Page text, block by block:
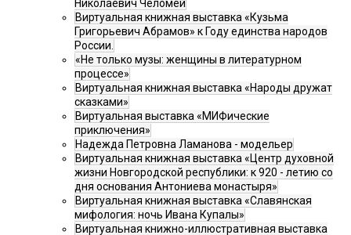
Николаевич Челомей
Виртуальная книжная выставка «Кузьма
Григорьевич Абрамов» к Году единства народов
России.
«Не только музы: женщины в литературном
процессе»
Виртуальная книжная выставка «Народы дружат
сказками»
Виртуальная выставка «МИФические
приключения»
Надежда Петровна Ламанова - модельер
Виртуальная книжная выставка «Центр духовной
жизни Новгородской республики: к 920 - летию со
дня основания Антониева монастыря»
Виртуальная книжная выставка «Славянская
мифология: ночь Ивана Купалы»
Виртуальная книжно-иллюстративная выставка